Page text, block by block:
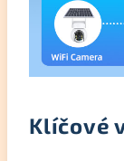
Klíčové